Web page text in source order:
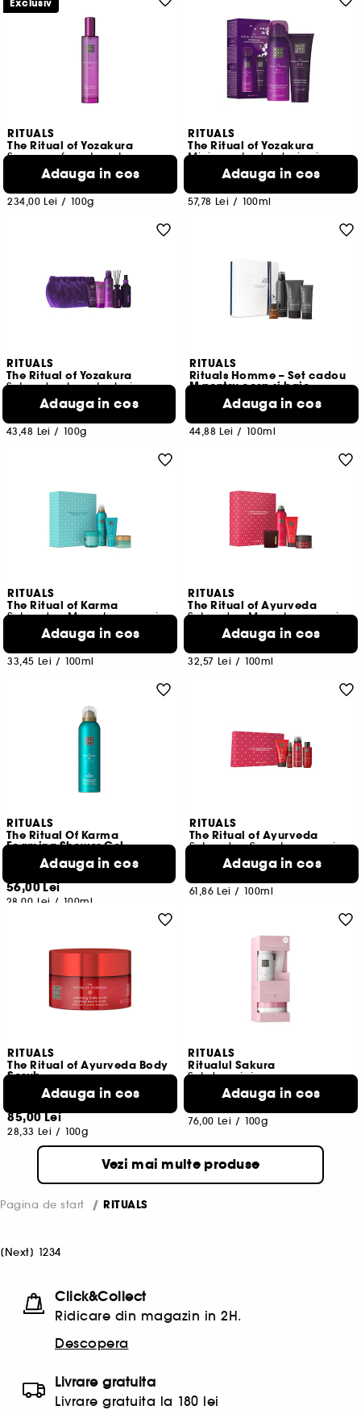
RITUALS
The Ritual of Yozakura
Spray parfumat pentru par si corp
35
234,00 Lei / 100g
Adauga in cos
Exclusiv
RITUALS
The Ritual of Yozakura
Mini-caseta duo baie si corp
18
57,78 Lei / 100ml
Adauga in cos
RITUALS
The Ritual of Yozakura
Set cadou L pentru baie, corp si casa
2
43,48 Lei / 100g
Adauga in cos
RITUALS
Rituals Homme – Set cadou
M pentru corp si baie
3
44,88 Lei / 100ml
Adauga in cos
RITUALS
The Ritual of Karma
Set cadou M pentru corp si baie
3
33,45 Lei / 100ml
Adauga in cos
RITUALS
The Ritual of Ayurveda
Set cadou M pentru corp si baie
4
32,57 Lei / 100ml
Adauga in cos
RITUALS
The Ritual Of Karma
Foaming Shower Gel
Gel de dus spuma
11
56,00 Lei
28,00 Lei / 100ml
Adauga in cos
RITUALS
The Ritual of Ayurveda
Set cadou S pentru corp si baie
3
61,86 Lei / 100ml
Adauga in cos
RITUALS
The Ritual of Ayurveda Body
Scrub
Exfoliant pentru corp
16
85,00 Lei
28,33 Lei / 100g
Adauga in cos
RITUALS
Ritualul Sakura
Set de voiaj
8
76,00 Lei / 100g
Adauga in cos
Vezi mai multe produse
Pagina de start RITUALS
[Next] 1234
Click&Collect
Ridicare din magazin in 2H.
Descopera
Livrare gratuita
Livrare gratuita la 180 lei